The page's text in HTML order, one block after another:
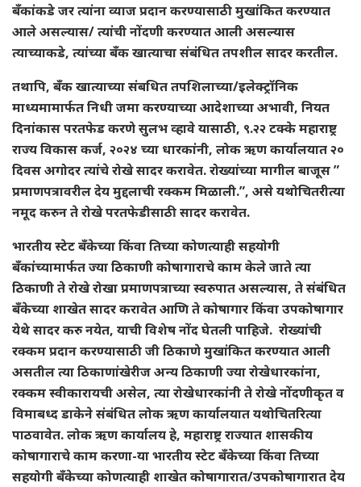
बँकांकडे जर त्यांना व्याज प्रदान करण्यासाठी मुखांकित करण्यात
आले असल्यास/ त्यांची नोंदणी करण्यात आली असल्यास
त्याच्याकडे, त्यांच्या बँक खात्याचा संबंधित तपशील सादर करतील.
तथापि, बँक खात्याच्या संबधित तपशिलाच्या/इलेक्ट्रॉनिक
माध्यमामार्फत निधी जमा करण्याच्या आदेशाच्या अभावी, नियत
दिनांकास परतफेड करणे सुलभ व्हावे यासाठी, ९.२२ टक्के महाराष्ट्र
राज्य विकास कर्ज, २०२४ च्या धारकांनी, लोक ऋण कार्यालयात २०
दिवस अगोदर त्यांचे रोखे सादर करावेत. रोख्यांच्या मागील बाजूस ”
प्रमाणपत्रावरील देय मुद्दलाची रक्कम मिळाली.”, असे यथोचितरीत्या
नमूद करुन ते रोखे परतफेडीसाठी सादर करावेत.
भारतीय स्टेट बँकेच्या किंवा तिच्या कोणत्याही सहयोगी
बँकांच्यामार्फत ज्या ठिकाणी कोषागाराचे काम केले जाते त्या
ठिकाणी ते रोखे रोखा प्रमाणपत्राच्या स्वरुपात असल्यास, ते संबंधित
बँकेच्या शाखेत सादर करावेत आणि ते कोषागार किंवा उपकोषागार
येथे सादर करु नयेत, याची विशेष नोंद घेतली पाहिजे. रोख्यांची
रक्कम प्रदान करण्यासाठी जी ठिकाणे मुखांकित करण्यात आली
असतील त्या ठिकाणांखेरीज अन्य ठिकाणी ज्या रोखेधारकांना,
रक्कम स्वीकारायची असेल, त्या रोखेधारकांनी ते रोखे नोंदणीकृत व
विमाबध्द डाकेने संबंधित लोक ऋण कार्यालयात यथोचितरित्या
पाठवावेत. लोक ऋण कार्यालय हे, महाराष्ट्र राज्यात शासकीय
कोषागाराचे काम करणा-या भारतीय स्टेट बँकेच्या किंवा तिच्या
सहयोगी बँकेच्या कोणत्याही शाखेत कोषागारात/उपकोषागारात देय